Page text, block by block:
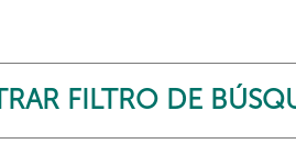
FILTRO DE